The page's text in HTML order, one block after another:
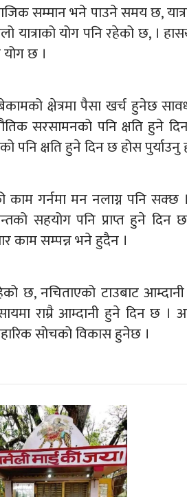
सम्मान भने पाउने समय छ,
योग पनि रहेको छ, ।
योग छ ।
क्षेत्रमा पैसा खर्च हुनेछ
सरसामनको पनि क्षति हुने
क्षति हुने दिन छ होस पुर्याउनु
गर्नमा मन नलाग्न पनि सक्छ
सहयोग पनि प्राप्त हुने
काम सम्पन्न भने हुदैन ।
छ, नचिताएको टाउबाट
राम्रै आम्दानी हुने दिन छ
सोचको विकास हुनेछ ।